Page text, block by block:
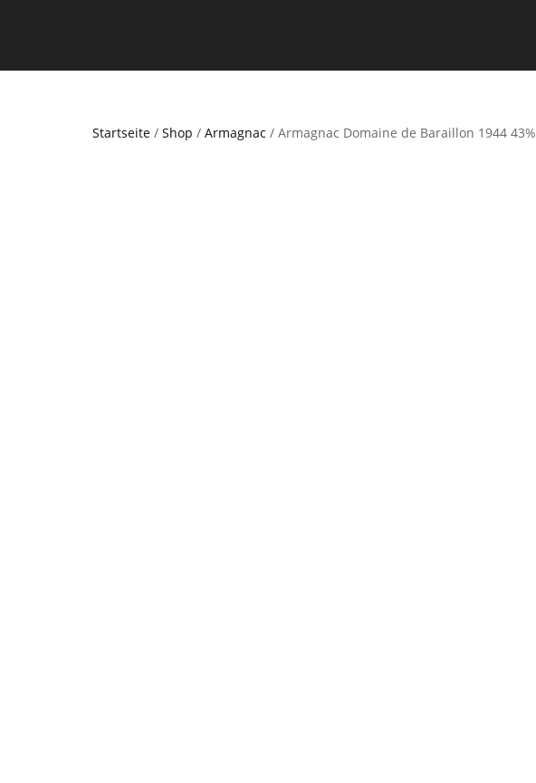
Startseite / Shop / Armagnac / Armagnac Domaine de Baraillon 1944 43%